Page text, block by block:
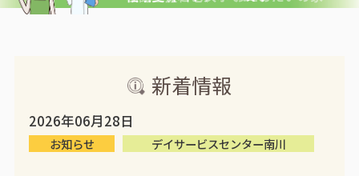
新着情報
2026年06月28日
お知らせ デイサービスセンター南川